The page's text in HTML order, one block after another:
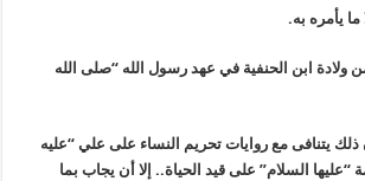
ما يأمره به.
ولادة ابن الحنفية في عهد رسول الله “صلى الله
ذلك يتنافى مع روايات تحريم النساء على علي “عليه
“عليها السلام” على قيد الحياة.. إلا أن يجاب بما